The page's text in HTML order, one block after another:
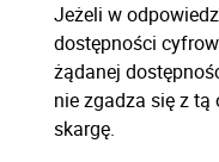
Jeżeli w
dostępności
żądanej
nie zgadza się z tą
skargę.